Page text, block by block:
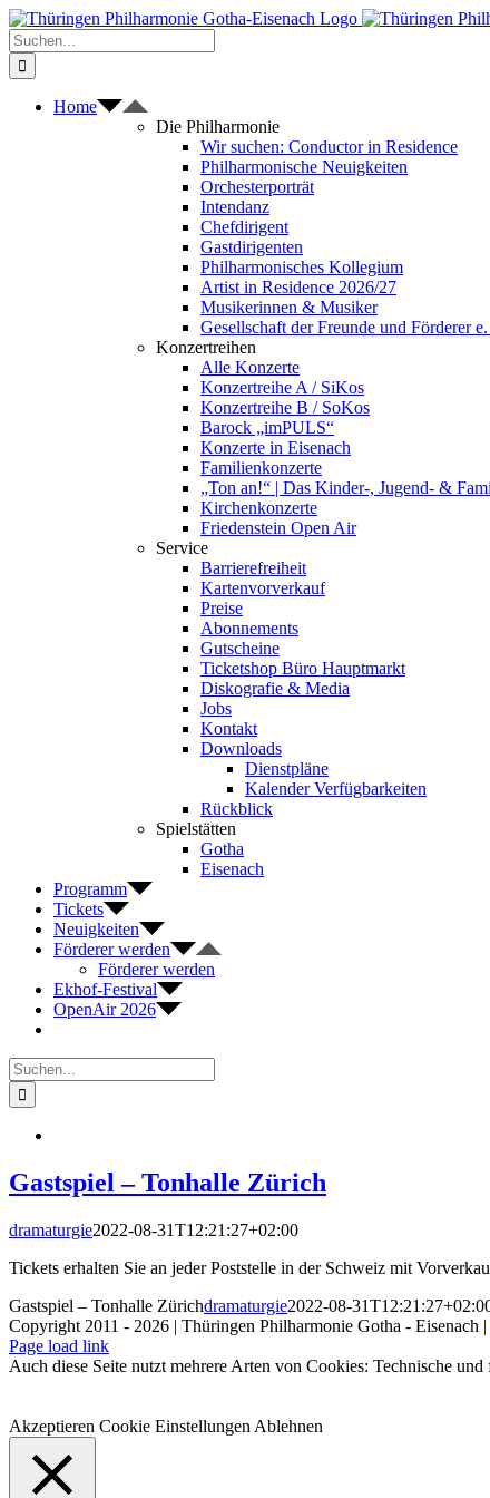
Zum
Inhalt
springen
Suche
nach:
Home
Die Philharmonie
Wir suchen: Conductor in Residence
Philharmonische Neuigkeiten
Orchesterporträt
Intendanz
Chefdirigent
Gastdirigenten
Philharmonisches Kollegium
Artist in Residence 2026/27
Musikerinnen & Musiker
Gesellschaft der Freunde und Förderer
Konzertreihen
Alle Konzerte
Konzertreihe A / SiKos
Konzertreihe B / SoKos
Barock „imPULS“
Konzerte in Eisenach
Familienkonzerte
„Ton an!“ | Das Kinder-, Jugend- &
Kirchenkonzerte
Friedenstein Open Air
Service
Barrierefreiheit
Kartenvorverkauf
Preise
Abonnements
Gutscheine
Ticketshop Büro Hauptmarkt
Diskografie & Media
Jobs
Kontakt
Downloads
Dienstpläne
Kalender Verfügbarkeiten
Rückblick
Spielstätten
Gotha
Eisenach
Programm
Tickets
Neuigkeiten
Förderer werden
Förderer werden
Ekhof-Festival
OpenAir 2026
Suche
nach:
Gastspiel – Tonhalle Zürich
dramaturgie2022-08-31T12:21:27+02:00
Tickets erhalten Sie an jeder Poststelle in der Schweiz mit
Gastspiel – Tonhalle Zürichdramaturgie2022-08-
Copyright 2011 - 2026 | Thüringen Philharmonie Gotha - Eisenach |
Facebook
Instagram
WhatsApp
YouTube
E-
Mail
Telefon
Page load link
Auch diese Seite nutzt mehrere Arten von Cookies: Technische
Akzeptieren Cookie Einstellungen Ablehnen